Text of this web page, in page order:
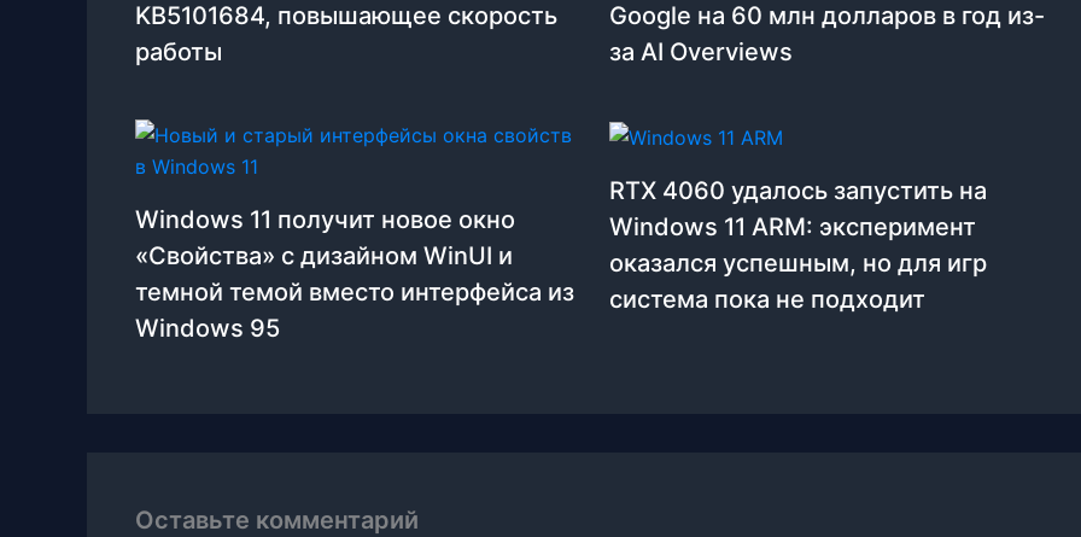
KB5101684, повышающее скорость
работы
Google на 60 млн долларов в год из-
за AI Overviews
Windows 11 получит новое окно
«Свойства» с дизайном WinUI и
темной темой вместо интерфейса из
Windows 95
RTX 4060 удалось запустить на
Windows 11 ARM: эксперимент
оказался успешным, но для игр
система пока не подходит
Оставьте комментарий